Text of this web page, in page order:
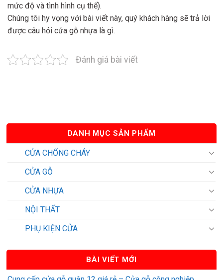
mức độ và tình hình cụ thể).
Chúng tôi hy vọng với bài viết này, quý khách hàng sẽ trả lời
được câu hỏi cửa gỗ nhựa là gì.
Đánh giá bài viết
DANH MỤC SẢN PHẨM
CỬA CHỐNG CHÁY
CỬA GỖ
CỬA NHỰA
NỘI THẤT
PHỤ KIỆN CỬA
BÀI VIẾT MỚI